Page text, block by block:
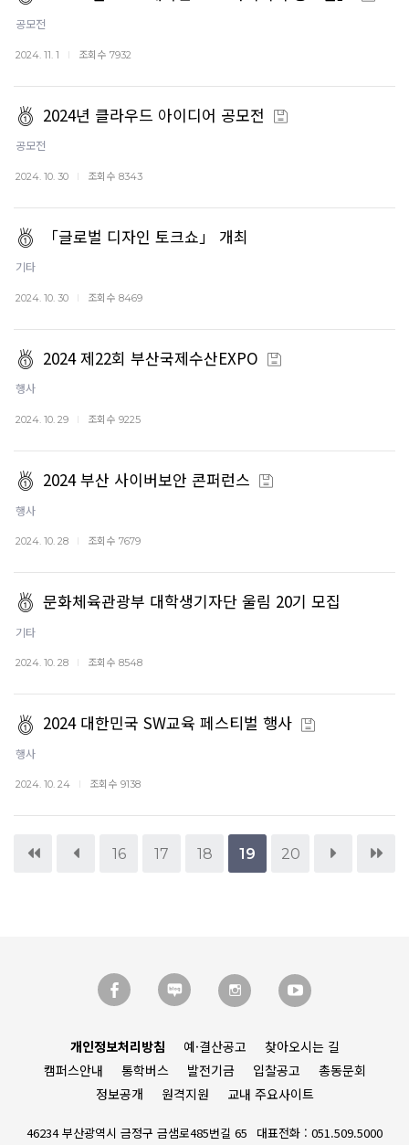
공모전
2024. 11. 1 조회수 7932
2024년 클라우드 아이디어 공모전
공모전
2024. 10. 30 조회수 8343
「글로벌 디자인 토크쇼」 개최
기타
2024. 10. 30 조회수 8469
2024 제22회 부산국제수산EXPO
행사
2024. 10. 29 조회수 9225
2024 부산 사이버보안 콘퍼런스
행사
2024. 10. 28 조회수 7679
문화체육관광부 대학생기자단 울림 20기 모집
기타
2024. 10. 28 조회수 8548
2024 대한민국 SW교육 페스티벌 행사
행사
2024. 10. 24 조회수 9138
16 17 18 19 20
개인정보처리방침 예·결산공고
찾아오시는 길
캠퍼스안내
통학버스 발전기금 입찰공고
총동문회
정보공개
원격지원 교내 주요사이트
46234 부산광역시 금정구 금샘로485번길 65
대표전화 : 051.509.5000